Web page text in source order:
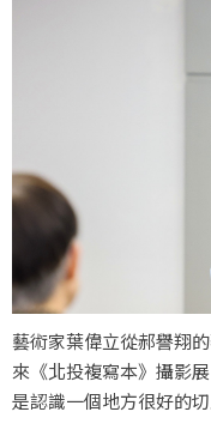
藝術家葉偉立從郝譽翔
來《北投複寫本》攝影
是認識一個地方很好的